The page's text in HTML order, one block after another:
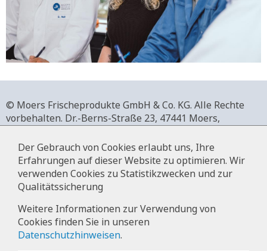
© Moers Frischeprodukte GmbH & Co. KG. Alle Rechte
vorbehalten. Dr.-Berns-Straße 23, 47441 Moers,
+49 2841 911-0,www.moers-frischeprodukte.de
Impressum
Datenschutz
Der Gebrauch von Cookies erlaubt uns, Ihre
Erfahrungen auf dieser Website zu optimieren. Wir
verwenden Cookies zu Statistikzwecken und zur
Qualitätssicherung
Weitere Informationen zur Verwendung von
Cookies finden Sie in unseren
Datenschutzhinweisen.